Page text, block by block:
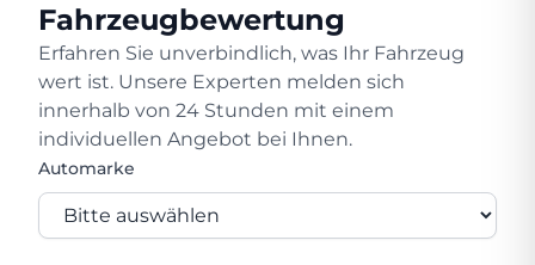
Fahrzeugbewertung
Erfahren Sie unverbindlich, was Ihr Fahrzeug
wert ist. Unsere Experten melden sich
innerhalb von 24 Stunden mit einem
individuellen Angebot bei Ihnen.
Automarke